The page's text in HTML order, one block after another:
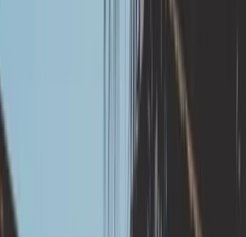
évacuées s’infiltrent près des
la teneur en eau du sol
et dans son environnement
peuvent entraîner
sur une maison individuelle.
être évacuées loin des
par la pose ou la réparation
du réseau de collecte des
de drainage déporté des